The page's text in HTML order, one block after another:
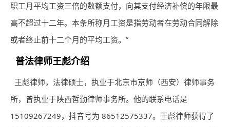
职工月平均工资三倍的数额支付，向其支付经济补偿的年限最
高不超过十二年。本条所称月工资是指劳动者在劳动合同解除
或者终止前十二个月的平均工资。”
普法律师王彪介绍
王彪律师，法律硕士，执业于北京市京师（西安） 律师事务
所，曾执业于陕西哲勤律师事务所。他的联系电话是
15109267249，抖音号为 86512575337。王彪律师获得了